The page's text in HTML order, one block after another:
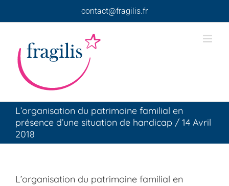
contact@fragilis.fr
L’organisation du patrimoine familial en
présence d’une situation de handicap / 14 Avril
2018
L’organisation du patrimoine familial en